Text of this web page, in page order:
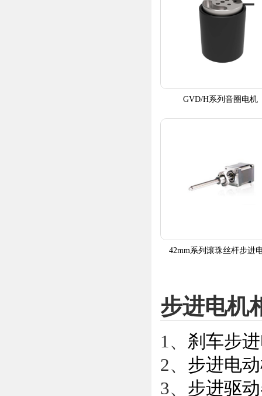
GVD/H系列音圈电机
42mm系列滚珠丝杆步进
步进电机
1、 刹车步
2、 步进电
3、 步进驱